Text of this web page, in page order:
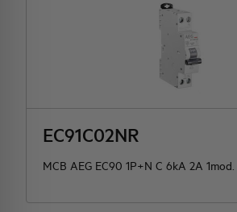
EC91C02NR
MCB AEG EC90 1P+N C 6kA 2A 1mod.